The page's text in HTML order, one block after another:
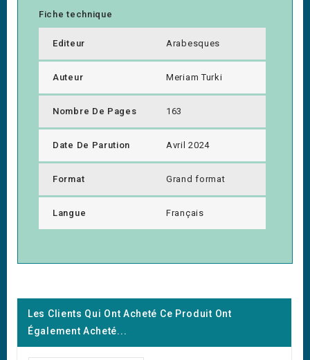
Fiche technique
Editeur Arabesques
Auteur Meriam Turki
Nombre De Pages 163
Date De Parution Avril 2024
Format Grand format
Langue Français
Les Clients Qui Ont Acheté Ce Produit Ont
Également Acheté...